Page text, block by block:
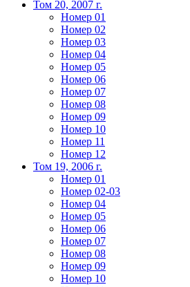
Том 20, 2007 г.
Номер 01
Номер 02
Номер 03
Номер 04
Номер 05
Номер 06
Номер 07
Номер 08
Номер 09
Номер 10
Номер 11
Номер 12
Том 19, 2006 г.
Номер 01
Номер 02-03
Номер 04
Номер 05
Номер 06
Номер 07
Номер 08
Номер 09
Номер 10